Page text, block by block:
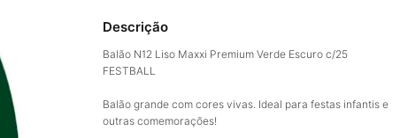
Descrição
Balão N12 Liso Maxxi Premium Verde Escuro c/25
FESTBALL
Balão grande com cores vivas. Ideal para festas infantis e
outras comemorações!